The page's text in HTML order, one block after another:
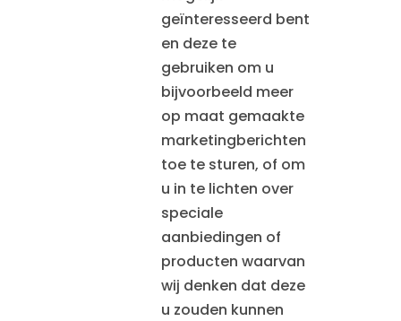
geïnteresseerd bent
en deze te
gebruiken om u
bijvoorbeeld meer
op maat gemaakte
marketingberichten
toe te sturen, of om
u in te lichten over
speciale
aanbiedingen of
producten waarvan
wij denken dat deze
u zouden kunnen